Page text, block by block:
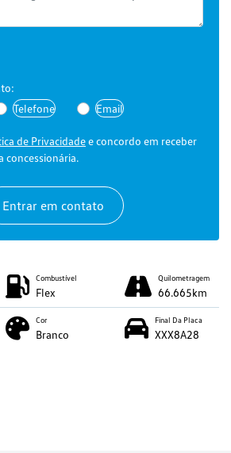
Telefone Email
de Privacidadee concordo em receber
concessionária.
Entrar em contato
Combustível
Flex
Quilometragem
66.665km
Cor
Branco
Final Da Placa
XXX8A28